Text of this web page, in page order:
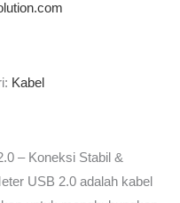
Kabel
– Koneksi Stabil &
USB 2.0 adalah kabel